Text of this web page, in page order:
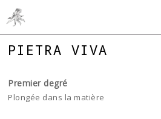
PIETRA VIVA
Premier degré
Plongée dans la matière